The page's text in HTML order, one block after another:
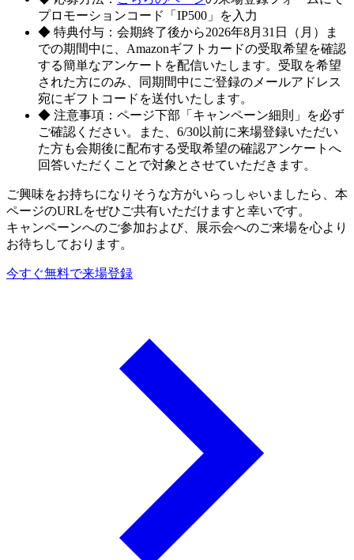
プロモーションコード「IP500」を入力
◆ 特典付与：会期終了後から2026年8月31日（月）ま
での期間中に、Amazonギフトカードの受取希望を確認
する簡単なアンケートを配信いたします。受取を希望
された方にのみ、同期間中にご登録のメールアドレス
宛にギフトコードを送付いたします。
◆ 注意事項：ページ下部「キャンペーン細則」を必ず
ご確認ください。また、6/30以前に来場登録いただい
た方も会期後に配布する受取希望の確認アンケートへ
回答いただくことで対象とさせていただきます。
ご興味をお持ちになりそうな方がいらっしゃいましたら、本
ページのURLをぜひご共有いただけますと幸いです。
キャンペーンへのご参加および、展示会へのご来場を心より
お待ちしております。
今すぐ無料で来場登録